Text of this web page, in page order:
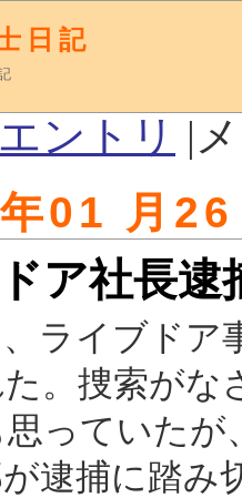
日記
ントリ |
01 月
ア社長逮
ライブドア
。捜索がな
っていたが
逮捕に踏み